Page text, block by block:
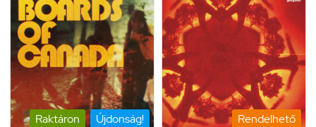
Raktáron Újdonság! Rendelhető